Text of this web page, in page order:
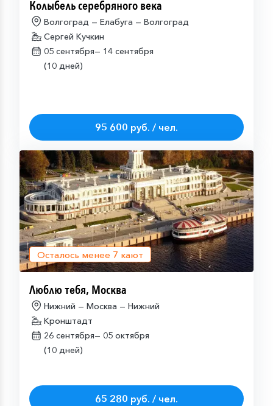
Колыбель серебряного века
Волгоград — Елабуга — Волгоград
Сергей Кучкин
05 сентября— 14 сентября
(10 дней)
95 600 руб. / чел.
Осталось менее 7 кают
Люблю тебя, Москва
Нижний — Москва — Нижний
Кронштадт
26 сентября— 05 октября
(10 дней)
65 280 руб. / чел.